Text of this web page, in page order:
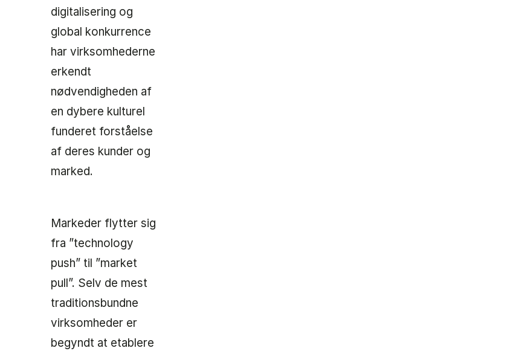
digitalisering og
global konkurrence
har virksomhederne
erkendt
nødvendigheden af
en dybere kulturel
funderet forståelse
af deres kunder og
marked.
Markeder flytter sig
fra ”technology
push” til ”market
pull”. Selv de mest
traditionsbundne
virksomheder er
begyndt at etablere